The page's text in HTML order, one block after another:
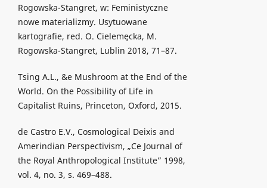
Rogowska-Stangret, w: Feministyczne
nowe materializmy. Usytuowane
kartografie, red. O. Cielemęcka, M.
Rogowska-Stangret, Lublin 2018, 71–87.
Tsing A.L., &e Mushroom at the End of the
World. On the Possibility of Life in
Capitalist Ruins, Princeton, Oxford, 2015.
de Castro E.V., Cosmological Deixis and
Amerindian Perspectivism, „Ce Journal of
the Royal Anthropological Institute” 1998,
vol. 4, no. 3, s. 469–488.